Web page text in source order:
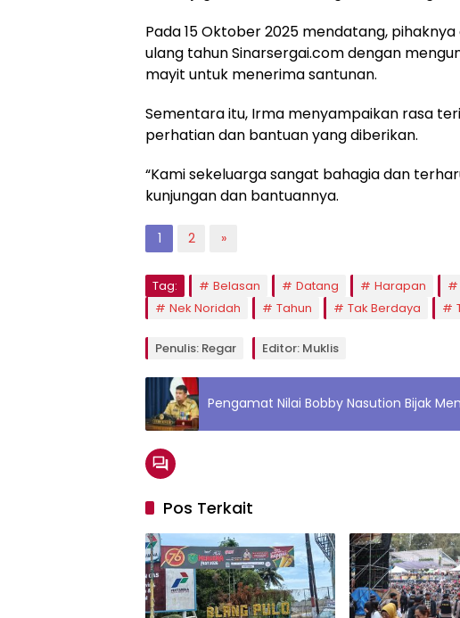
Pada 15 Oktober 2025 mendatang,
ulang tahun Sinarsergai.com dengan
mayit untuk menerima santunan.
Sementara itu, Irma menyampaikan rasa
perhatian dan bantuan yang diberikan.
“Kami sekeluarga sangat bahagia dan
kunjungan dan bantuannya.
1 2 »
Tag: Belasan Datang Harapan
Nek Noridah
Tahun Tak Berdaya
Penulis: Regar Editor: Muklis
Pengamat Nilai Bobby Nasution Bijak
Pos Terkait